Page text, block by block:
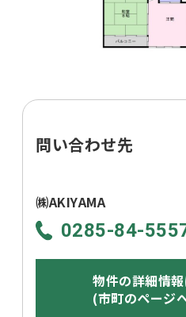
問い合わせ先
㈱AKIYAMA
0285-84-
物件の詳細情
(市町のページ